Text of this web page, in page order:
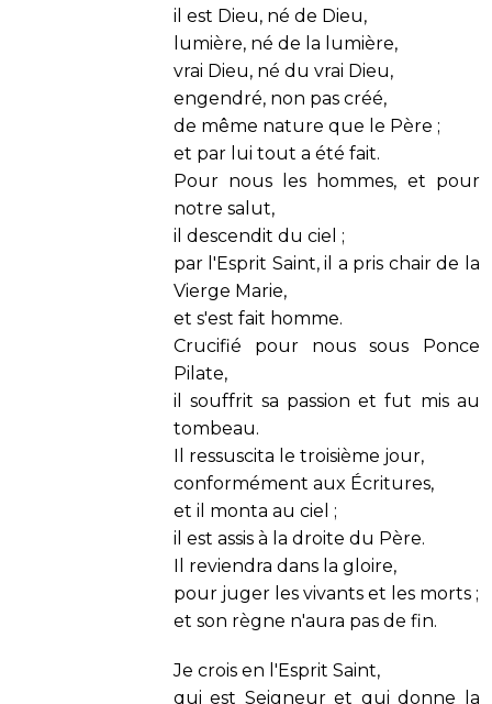
il est Dieu, né de Dieu,
lumière, né de la lumière,
vrai Dieu, né du vrai Dieu,
engendré, non pas créé,
de même nature que le Père ;
et par lui tout a été fait.
Pour nous les hommes, et pour
notre salut,
il descendit du ciel ;
par l'Esprit Saint, il a pris chair de la
Vierge Marie,
et s'est fait homme.
Crucifié pour nous sous Ponce
Pilate,
il souffrit sa passion et fut mis au
tombeau.
Il ressuscita le troisième jour,
conformément aux Écritures,
et il monta au ciel ;
il est assis à la droite du Père.
Il reviendra dans la gloire,
pour juger les vivants et les morts ;
et son règne n'aura pas de fin.
Je crois en l'Esprit Saint,
qui est Seigneur et qui donne la